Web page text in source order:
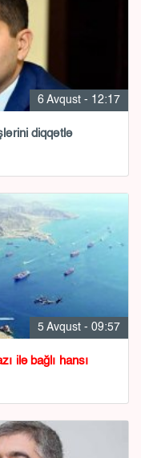
6 Avqust - 12:17
diqqətlə
5 Avqust - 09:57
ilə bağlı hansı